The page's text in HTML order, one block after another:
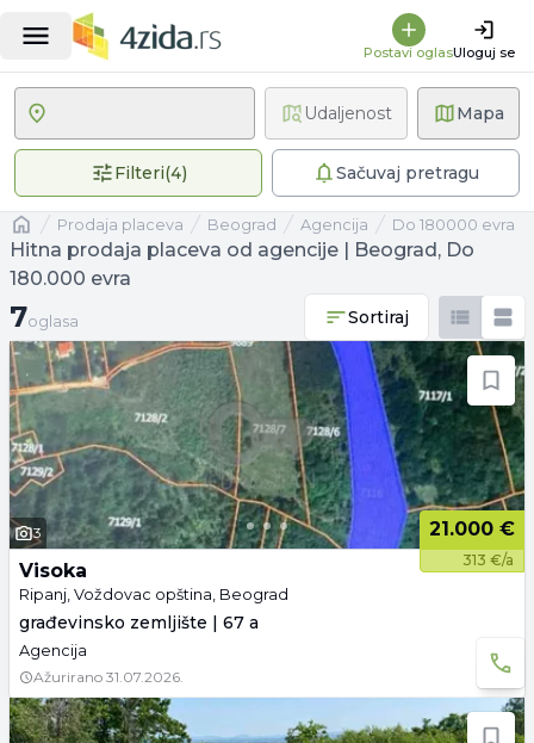
Postavi oglasUloguj se
Mapa
Filteri(4)4 primenjena filteraSačuvaj pretragu
Udaljenost
Naslovnaprodaja placeva Beograd agencija Do 180000 evra
Hitna prodaja placeva od agencije | Beograd, Do
180.000 evra
7 oglasa
7oglasa Sortiraj
3 21.000 €
313 €/a
Visoka
Ripanj, Voždovac opština, Beograd
građevinsko zemljište | 67 a
Agencija
Ažurirano 31.07.2026.